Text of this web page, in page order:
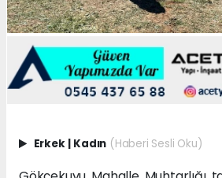
Erkek Kadın (Haberi Sesli Oku)